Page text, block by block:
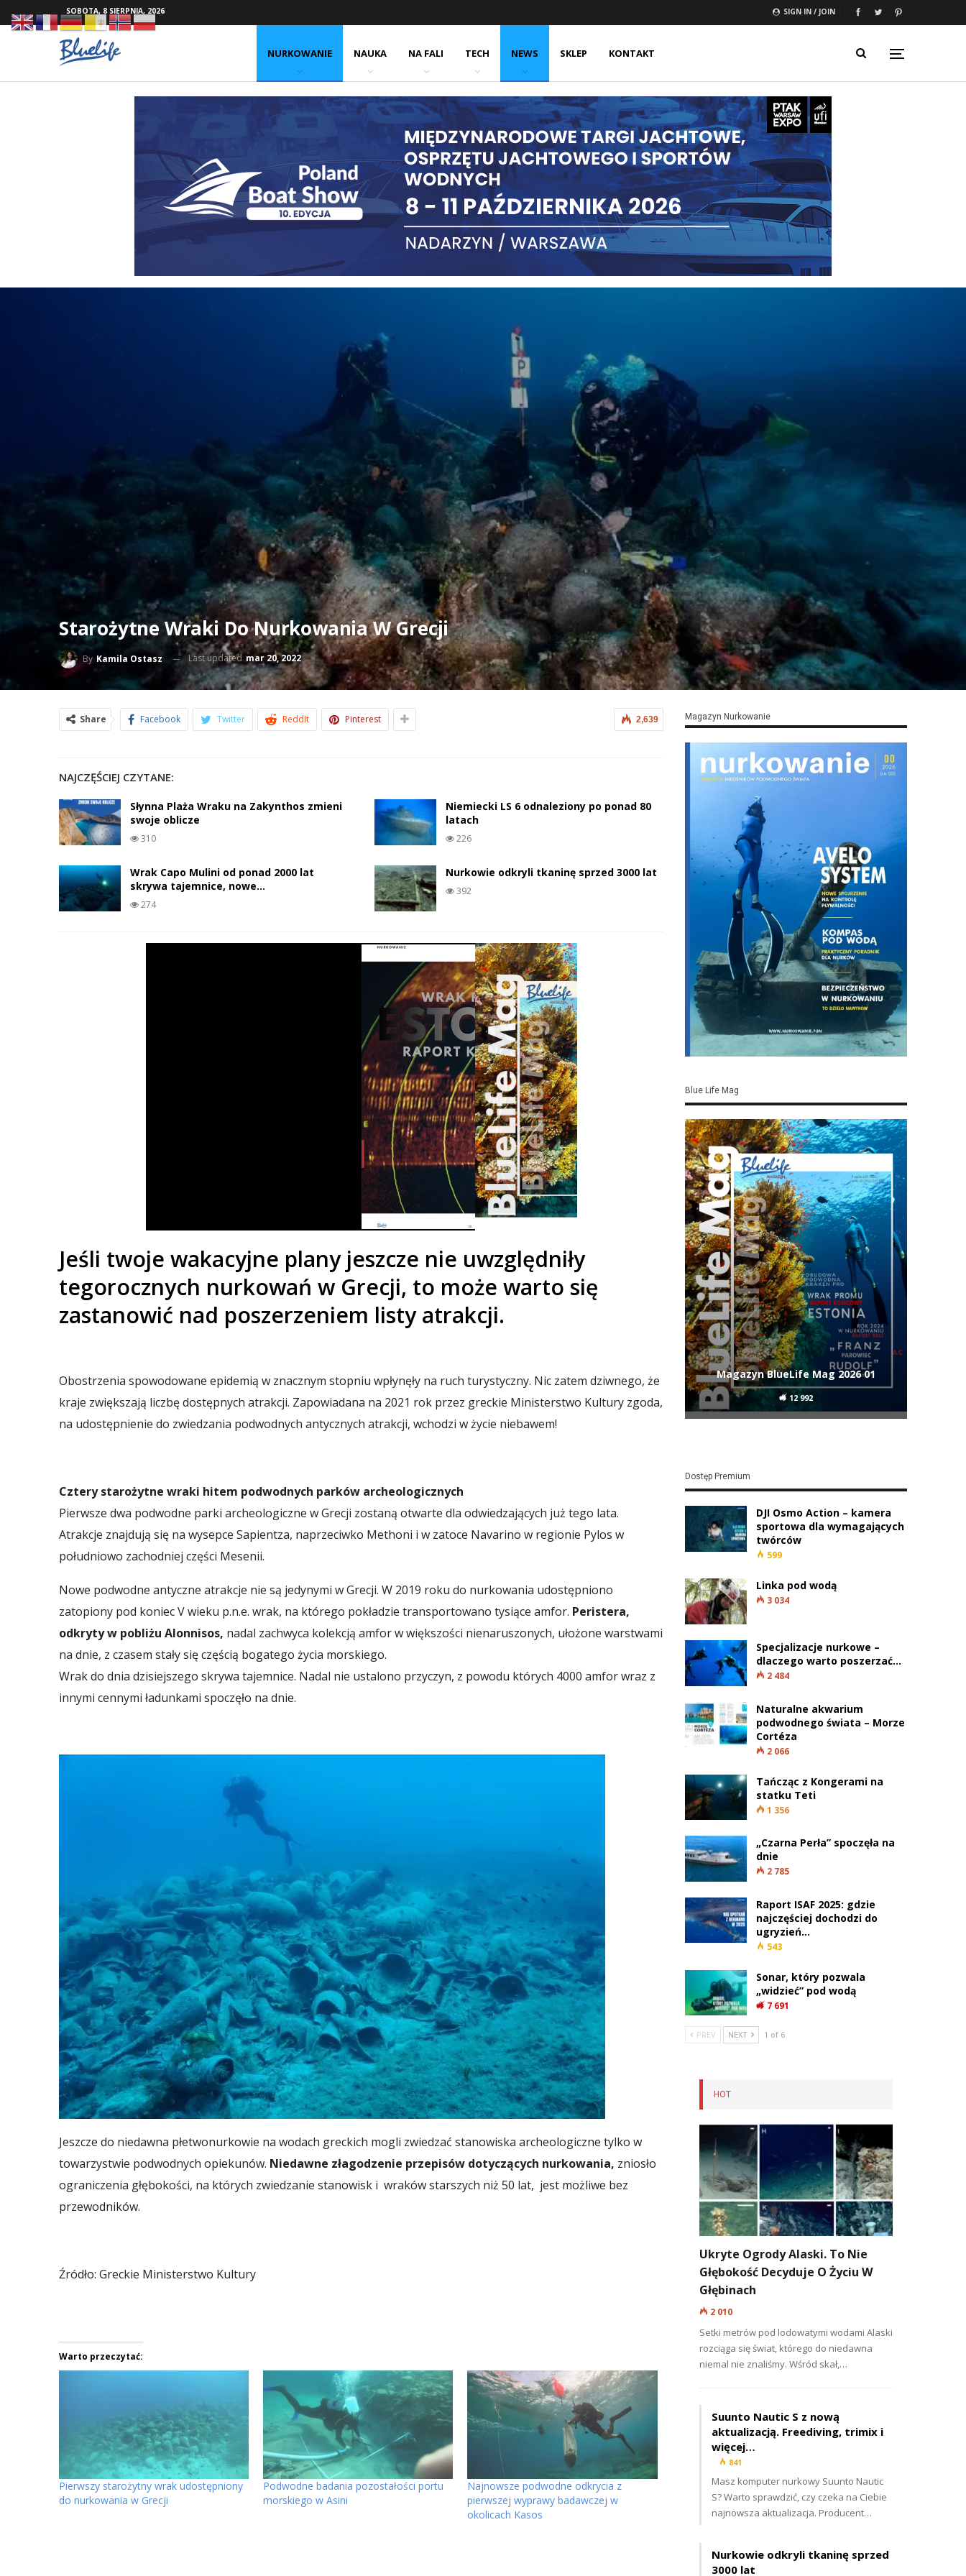
SIGN IN / JOIN
SOBOTA, 8 SIERPNIA, 2026
NURKOWANIE NAUKA NA FALI TECH NEWS SKLEP KONTAKT
Starożytne Wraki Do Nurkowania W Grecji
By Kamila Ostasz Last updated mar 20, 2022
2,639
Share Facebook Twitter ReddIt Pinterest
NAJCZĘŚCIEJ CZYTANE:
Słynna Plaża Wraku na Zakynthos zmieni
swoje oblicze
310
Niemiecki LS 6 odnaleziony po ponad 80
latach
226
Wrak Capo Mulini od ponad 2000 lat
skrywa tajemnice, nowe…
274
Nurkowie odkryli tkaninę sprzed 3000 lat
392
Jeśli twoje wakacyjne plany jeszcze nie uwzględniły
tegorocznych nurkowań w Grecji, to może warto się
zastanowić nad poszerzeniem listy atrakcji.
Obostrzenia spowodowane epidemią w znacznym stopniu wpłynęły na ruch turystyczny. Nic zatem dziwnego, że
kraje zwiększają liczbę dostępnych atrakcji. Zapowiadana na 2021 rok przez greckie Ministerstwo Kultury zgoda,
na udostępnienie do zwiedzania podwodnych antycznych atrakcji, wchodzi w życie niebawem!
Cztery starożytne wraki hitem podwodnych parków archeologicznych
Pierwsze dwa podwodne parki archeologiczne w Grecji zostaną otwarte dla odwiedzających już tego lata.
Atrakcje znajdują się na wysepce Sapientza, naprzeciwko Methoni i w zatoce Navarino w regionie Pylos w
południowo zachodniej części Mesenii.
Nowe podwodne antyczne atrakcje nie są jedynymi w Grecji. W 2019 roku do nurkowania udostępniono
zatopiony pod koniec V wieku p.n.e. wrak, na którego pokładzie transportowano tysiące amfor. Peristera,
odkryty w pobliżu Alonnisos, nadal zachwyca kolekcją amfor w większości nienaruszonych, ułożone warstwami
na dnie, z czasem stały się częścią bogatego życia morskiego.
Wrak do dnia dzisiejszego skrywa tajemnice. Nadal nie ustalono przyczyn, z powodu których 4000 amfor wraz z
innymi cennymi ładunkami spoczęło na dnie.
Jeszcze do niedawna płetwonurkowie na wodach greckich mogli zwiedzać stanowiska archeologiczne tylko w
towarzystwie podwodnych opiekunów. Niedawne złagodzenie przepisów dotyczących nurkowania, zniosło
ograniczenia głębokości, na których zwiedzanie stanowisk i wraków starszych niż 50 lat, jest możliwe bez
przewodników.
Źródło: Greckie Ministerstwo Kultury
Warto przeczytać:
Pierwszy starożytny wrak udostępniony
do nurkowania w Grecji
Podwodne badania pozostałości portu
morskiego w Asini
Najnowsze podwodne odkrycia z
pierwszej wyprawy badawczej w
okolicach Kasos
Magazyn Nurkowanie
Blue Life Mag
Magazyn BlueLife Mag 2026 01
12 992
Dostęp Premium
DJI Osmo Action – kamera
sportowa dla wymagających
twórców
599
Linka pod wodą
3 034
Specjalizacje nurkowe –
dlaczego warto poszerzać…
2 484
Naturalne akwarium
podwodnego świata – Morze
Cortéza
2 066
Tańcząc z Kongerami na
statku Teti
1 356
„Czarna Perła” spoczęła na
dnie
2 785
Raport ISAF 2025: gdzie
najczęściej dochodzi do
ugryzień…
543
Sonar, który pozwala
„widzieć” pod wodą
7 691
PREV NEXT 1 of 6
HOT
Ukryte Ogrody Alaski. To Nie
Głębokość Decyduje O Życiu W
Głębinach
2 010
Setki metrów pod lodowatymi wodami Alaski
rozciąga się świat, którego do niedawna
niemal nie znaliśmy. Wśród skał,…
Suunto Nautic S z nową
aktualizacją. Freediving, trimix i
więcej…
841
Masz komputer nurkowy Suunto Nautic
S? Warto sprawdzić, czy czeka na Ciebie
najnowsza aktualizacja. Producent…
Nurkowie odkryli tkaninę sprzed
3000 lat